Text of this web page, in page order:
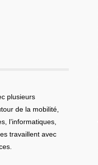
plusieurs
de la mobilité
l’informatiques,
travaillent avec